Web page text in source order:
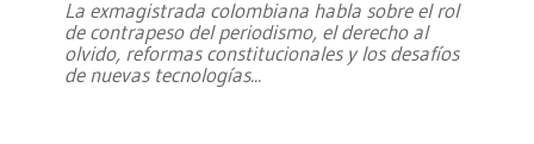
La exmagistrada colombiana habla sobre el rol
de contrapeso del periodismo, el derecho al
olvido, reformas constitucionales y los desafíos
de nuevas tecnologías...